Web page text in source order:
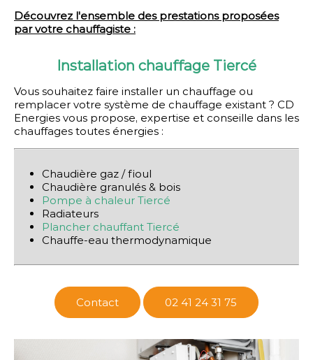
Découvrez l'ensemble des prestations proposées
par votre chauffagiste :
Installation chauffage Tiercé
Vous souhaitez faire installer un chauffage ou
remplacer votre système de chauffage existant ? CD
Energies vous propose, expertise et conseille dans les
chauffages toutes énergies :
Chaudière gaz / fioul
Chaudière granulés & bois
Pompe à chaleur Tiercé
Radiateurs
Plancher chauffant Tiercé
Chauffe-eau thermodynamique
Contact 02 41 24 31 75